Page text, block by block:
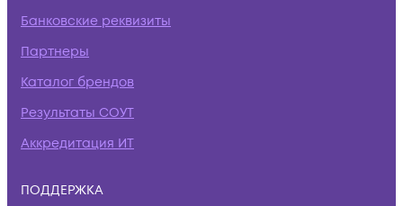
Банковские реквизиты
Партнеры
Каталог брендов
Результаты СОУТ
Аккредитация ИТ
ПОДДЕРЖКА